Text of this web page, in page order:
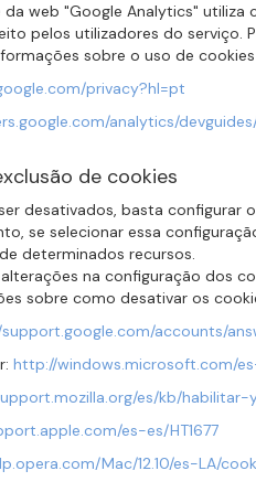
da web "Google Analytics"
pelos utilizadores do serviço.
sobre o uso de
privacy?hl=pt
analytics/
de cookies
desativados, basta configurar
se selecionar essa
determinados recursos.
na configuração dos
sobre como desativar os
accounts/
http://windows.microsoft.com/
es/kb/
es-es/HT1677
Mac/12.10/es-LA/